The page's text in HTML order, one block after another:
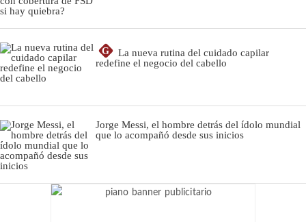
G
La nueva rutina del cuidado capilar
redefine el negocio del cabello
Jorge Messi, el hombre detrás del ídolo mundial
que lo acompañó desde sus inicios